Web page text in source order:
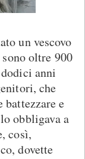
un vescovo
oltre 900
anni
che
battezzare e
obbligava a
così,
dovette